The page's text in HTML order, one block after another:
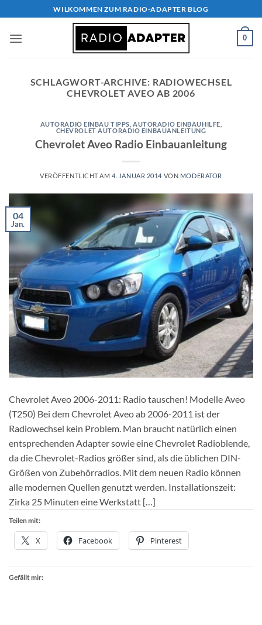
Inhalt
springen
WILKOMMEN ZUM RADIO-ADAPTER BLOG
0
SCHLAGWORT-ARCHIVE: RADIOWECHSEL
CHEVROLET AVEO AB 2006
AUTORADIO EINBAU TIPPS ,AUTORADIO EINBAUHILFE
CHEVROLET AUTORADIO EINBAUANLEITUNG
Chevrolet Aveo Radio Einbauanleitung
VERÖFFENTLICHT AM4. JANUAR 2014 VON MODERATOR
04
Jan.
Chevrolet Aveo 2006-2011: Radio tauschen! Modelle Aveo
(T250) Bei dem Chevrolet Aveo ab 2006-2011 ist der
Radiowechsel kein Problem. Man braucht natürlich einen
entsprechenden Adapter sowie eine Chevrolet Radioblende,
da die Chevrolet-Radios größer sind, als die üblichen DIN-
Größen von Zubehörradios. Mit dem neuen Radio können
alle modernen Quellen genutzt werden. Installationszeit:
Zirka 25 Minuten eine Werkstatt […]
Teilen mit:
X Facebook Pinterest
Gefällt mir: